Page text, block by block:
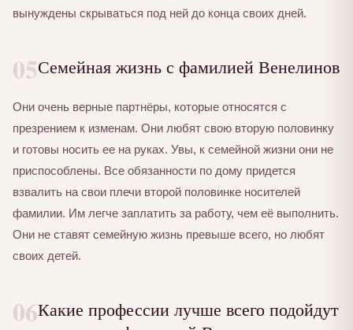
вынуждены скрываться под ней до конца своих дней.
05Семейная жизнь с фамилией Венелинов
Они очень верные партнёры, которые относятся с
презрением к изменам. Они любят свою вторую половинку
и готовы носить ее на руках. Увы, к семейной жизни они не
приспособлены. Все обязанности по дому придется
взвалить на свои плечи второй половинке носителей
фамилии. Им легче заплатить за работу, чем её выполнить.
Они не ставят семейную жизнь превыше всего, но любят
своих детей.
06Какие профессии лучше всего подойдут